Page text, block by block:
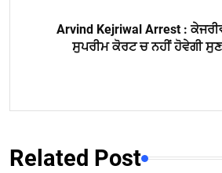
Arvind Kejriwal Arrest :
ਸੁਪਰੀਮ ਕੋਰਟ ਚ ਨਹੀਂ ਹੋਵੇਗੀ
Related Post